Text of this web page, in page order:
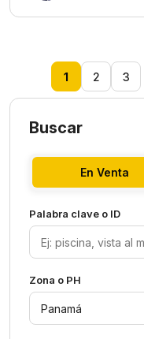
1 2 3
Buscar
En Venta
Palabra clave o ID
Zona o PH